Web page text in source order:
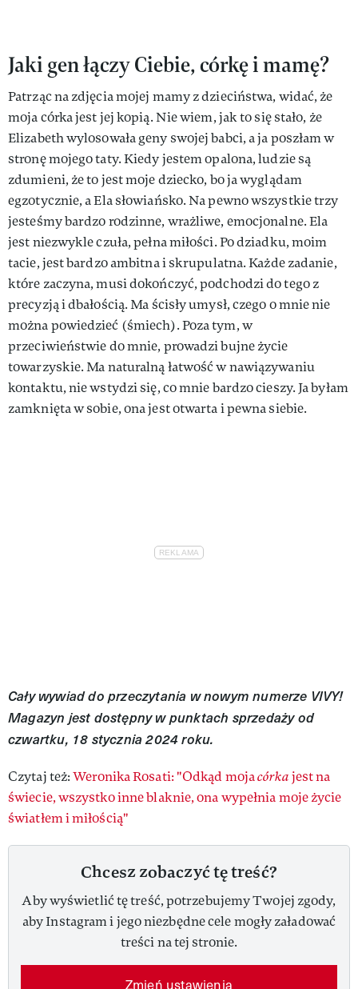
Jaki gen łączy Ciebie, córkę i mamę?
Patrząc na zdjęcia mojej mamy z dzieciństwa, widać, że
moja córka jest jej kopią. Nie wiem, jak to się stało, że
Elizabeth wylosowała geny swojej babci, a ja poszłam w
stronę mojego taty. Kiedy jestem opalona, ludzie są
zdumieni, że to jest moje dziecko, bo ja wyglądam
egzotycznie, a Ela słowiańsko. Na pewno wszystkie trzy
jesteśmy bardzo rodzinne, wrażliwe, emocjonalne. Ela
jest niezwykle czuła, pełna miłości. Po dziadku, moim
tacie, jest bardzo ambitna i skrupulatna. Każde zadanie,
które zaczyna, musi dokończyć, podchodzi do tego z
precyzją i dbałością. Ma ścisły umysł, czego o mnie nie
można powiedzieć (śmiech). Poza tym, w
przeciwieństwie do mnie, prowadzi bujne życie
towarzyskie. Ma naturalną łatwość w nawiązywaniu
kontaktu, nie wstydzi się, co mnie bardzo cieszy. Ja byłam
zamknięta w sobie, ona jest otwarta i pewna siebie.
Cały wywiad do przeczytania w nowym numerze VIVY!
Magazyn jest dostępny w punktach sprzedaży od
czwartku, 18 stycznia 2024 roku.
Czytaj też:Weronika Rosati: "Odkąd mojacórkajest na
świecie, wszystko inne blaknie, ona wypełnia moje życie
światłem i miłością"
Chcesz zobaczyć tę treść?
Aby wyświetlić tę treść, potrzebujemy Twojej zgody,
aby Instagram i jego niezbędne cele mogły załadować
treści na tej stronie.
Zmień ustawienia